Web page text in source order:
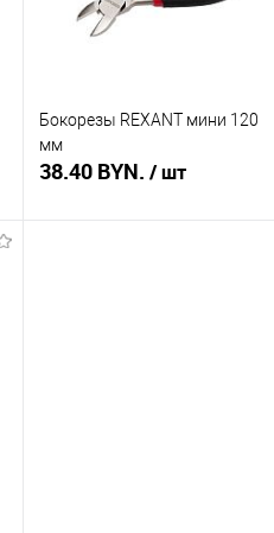
Бокорезы REXANT мини 120
мм
38.40 BYN. / шт